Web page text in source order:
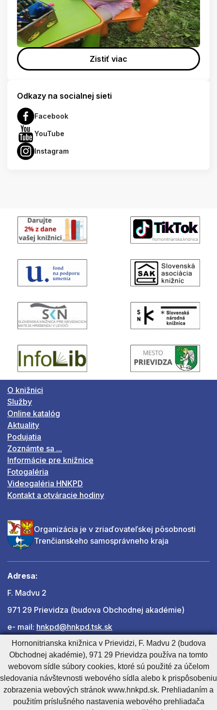
Zistiť viac
Odkazy na socialnej sieti
Facebook
YouTube
Instagram
O knižnici
Služby
Online katalóg
Aktuality
Podujatia
Zoznámte sa ...
Informácie pre knižnice
Fotogaléria
Videogaléria HNKPD
Kontakt a otváracie hodiny
Organizácia je v zriaďovateľskej pôsobnosti
Trenčianskeho samosprávneho kraja
Adresa:
F. Madvu 2
971 29 Prievidza (budova Obchodnej akadémie)
e- mail: hnkpd@hnkpd.tsk.sk
Ďalšie kontakty
Cookies nastavenieCookies - viac informáciíVyhlásenie o prístupnosti
Technický prevádzkovateľ
Správca obsahu
Hornonitrianska knižnica v Prievidzi, F. Madvu 2 (budova
Obchodnej akadémie), 971 29 Prievidza používa na tomto
webovom sídle súbory cookies, ktoré sú použité za účelom
sledovania návštevnosti webového sídla alebo k prispôsobeniu
zobrazenia webových stránok www.hnkpd.sk. Prehliadaním a
použitím príslušného nastavenia webového prehliadača